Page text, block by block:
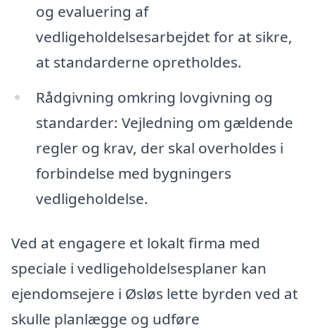
og evaluering af
vedligeholdelsesarbejdet for at sikre,
at standarderne opretholdes.
Rådgivning omkring lovgivning og
standarder: Vejledning om gældende
regler og krav, der skal overholdes i
forbindelse med bygningers
vedligeholdelse.
Ved at engagere et lokalt firma med
speciale i vedligeholdelsesplaner kan
ejendomsejere i Øsløs lette byrden ved at
skulle planlægge og udføre